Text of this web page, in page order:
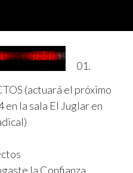
01.
(actuará el próximo
en la sala El Juglar en
la Confianza